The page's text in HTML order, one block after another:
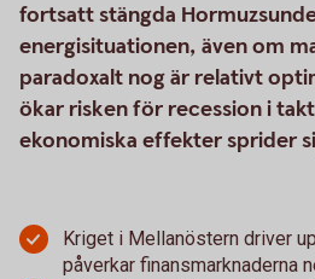
fortsatt stängda
energisituationen, även om
paradoxalt nog är relativt
ökar risken för recession i
ekonomiska effekter sprider
Kriget i Mellanöstern driver
påverkar finansmarknaderna